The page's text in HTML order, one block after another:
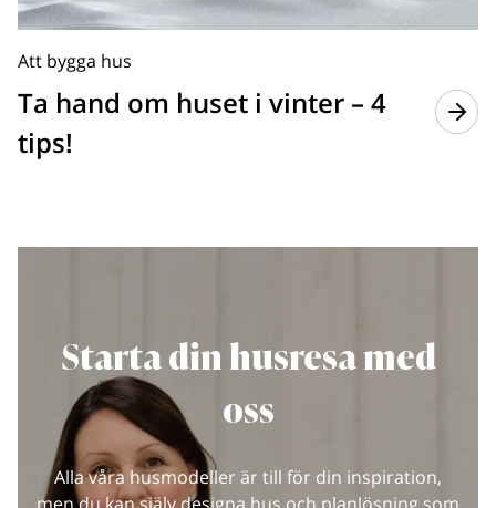
Att bygga hus
Ta hand om huset i vinter – 4
tips!
Starta din husresa med
oss
Alla våra husmodeller är till för din inspiration,